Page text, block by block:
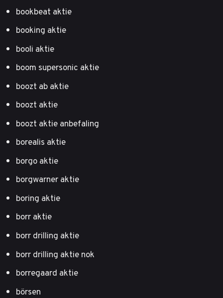
bookbeat aktie
booking aktie
booli aktie
boom supersonic aktie
boozt ab aktie
boozt aktie
boozt aktie anbefaling
borealis aktie
borgo aktie
borgwarner aktie
boring aktie
borr aktie
borr drilling aktie
borr drilling aktie nok
borregaard aktie
börsen